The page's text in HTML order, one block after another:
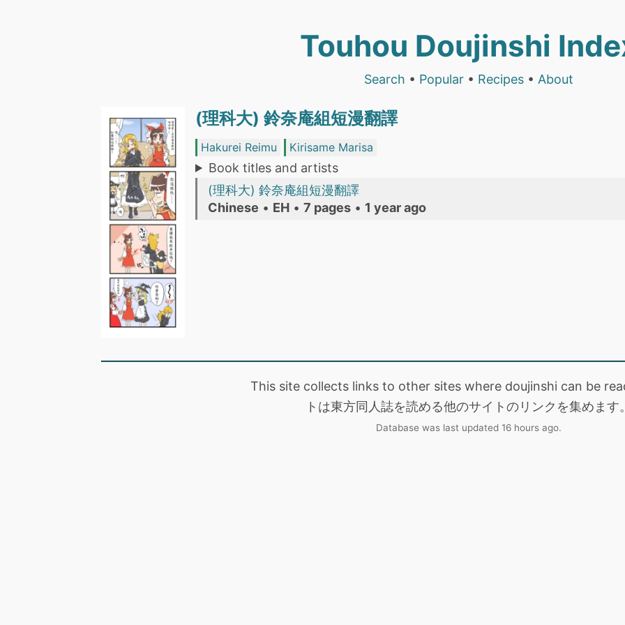
Touhou Doujinshi
Search • Popular • Recipes • About
(理科大) 鈴奈庵組短漫翻譯
Hakurei Reimu Kirisame Marisa
Book titles and artists
(理科大) 鈴奈庵組短漫翻譯
Chinese • EH • 7 pages • 1 year ago
This site collects links to other sites where doujinshi can be
トは東方同人誌を読める他のサイトのリンクを集めます
Database was last updated 16 hours ago.